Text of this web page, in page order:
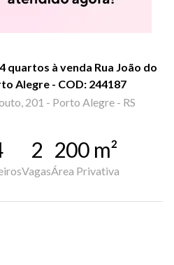
quartos à venda Rua João do
Alegre - COD: 244187
201 - Porto Alegre - RS
2
Vagas
200 m²
Área Privativa